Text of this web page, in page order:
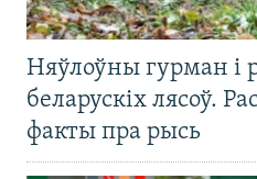
Няўлоўны гурман і
беларускіх лясоў.
факты пра рысь